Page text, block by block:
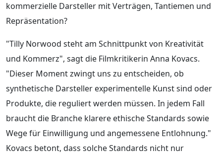
kommerzielle Darsteller mit Verträgen, Tantiemen und
Repräsentation?
"Tilly Norwood steht am Schnittpunkt von Kreativität
und Kommerz", sagt die Filmkritikerin Anna Kovacs.
"Dieser Moment zwingt uns zu entscheiden, ob
synthetische Darsteller experimentelle Kunst sind oder
Produkte, die reguliert werden müssen. In jedem Fall
braucht die Branche klarere ethische Standards sowie
Wege für Einwilligung und angemessene Entlohnung."
Kovacs betont, dass solche Standards nicht nur